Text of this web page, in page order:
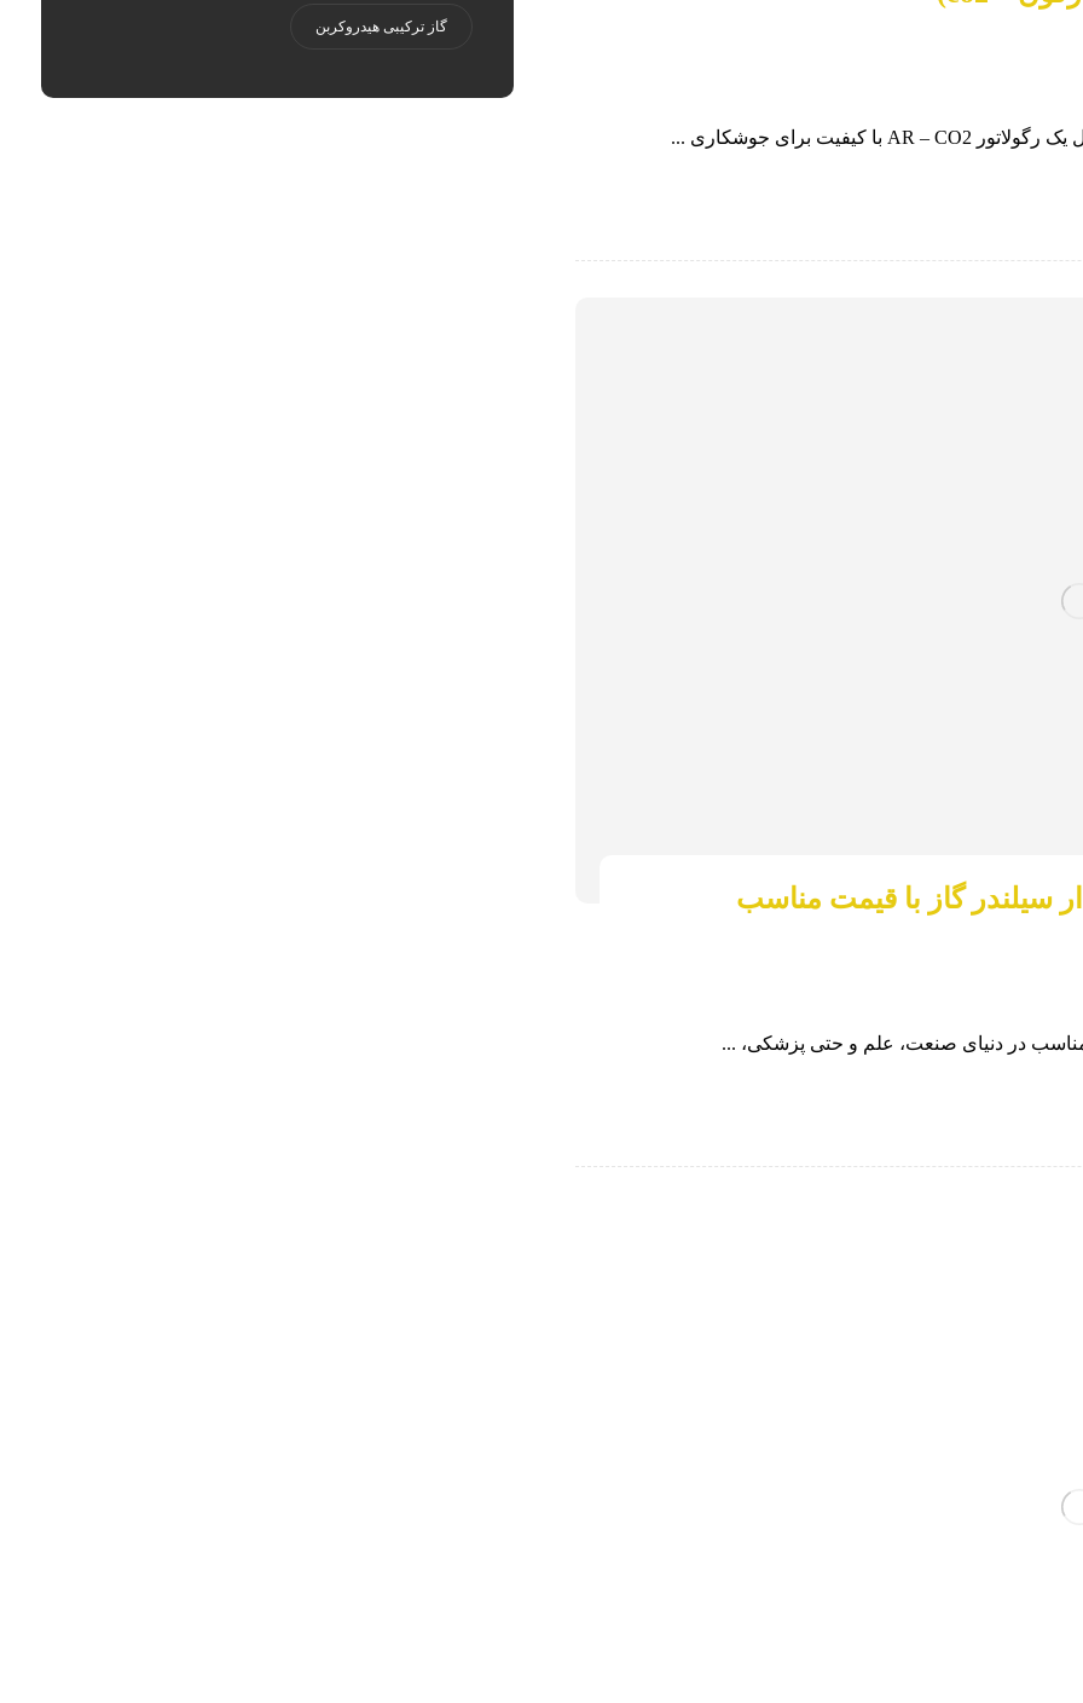
سیلندر گاز با قیمت مناسب
مناسب در دنیای صنعت، علم و حتی پزشکی، ...
گاز ترکیبی هیدروکربن